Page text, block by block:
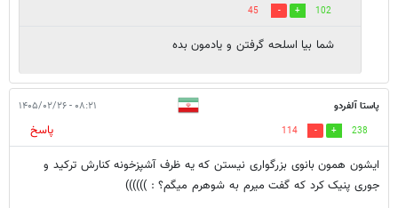
102
45
شما بیا اسلحه گرفتن و یادمون بده
پاستا آلفردو ۰۸:۲۱ - ۱۴۰۵/۰۲/۲۶
238
114
پاسخ
ایشون همون بانوی بزرگواری نیستن که یه ظرف آشپزخونه کنارش ترکید و
جوری پنیک کرد که گفت میرم به شوهرم میگم؟ : ))))))